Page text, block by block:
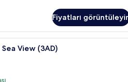
Fiyatları
Kaliteli yatak takımı, minibar,
View (3AD)